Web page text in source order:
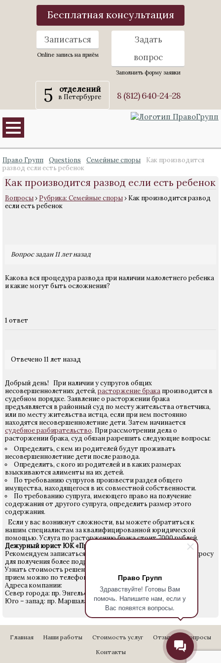
Право Групп
Здравствуйте! Готовы Вам
помочь. Напишите нам, если у
Вас появятся вопросы.
Бесплатная консультация
Записаться
Online запись на приём
Задать
вопрос
Заполнить форму заявки
5 отделений
в Петербурге 8 (812) 640-24-28
Право Групп Questions Семейные споры
Как производится
развод если есть ребенок
Как производится развод если есть ребенок
Вопросы› Рубрика: Семейные споры› Как производится развод
если есть ребенок
Вопрос задан 11 лет назад
Какова вся процедура развода при наличии малолетнего ребенка
и какие могут быть осложнения?
1 ответ
Отвечено 11 лет назад
Добрый день! При наличии у супругов общих
несовершеннолетних детей, расторжение брака производится в
судебном порядке. Заявление о расторжении брака
предъявляется в районный суд по месту жительства ответчика,
или по месту жительства истца, если при нем постоянно
находятся несовершеннолетние дети. Затем начинается
судебное разбирательство. При рассмотрении дела о
расторжении брака, суд обязан разрешить следующие вопросы:
Определить, с кем из родителей будут проживать
несовершеннолетние дети после развода.
Определить, с кого из родителей и в каких размерах
взыскиваются алименты на их детей.
По требованию супругов произвести раздел общего
имущества, находящегося в их совместной собственности.
По требованию супруга, имеющего право на получение
содержания от другого супруга, определить размер этого
содержания.
Если у вас возникнут сложности, вы можете обратиться к
нашим специалистам за квалифицированной юридической
помощью. Услуга по расторжению брака стоит 7000 рублей.
Дежурный юрист ЮК «Право Групп»
Рекомендуем записаться на прием к юристу по данному вопросу
для получения более подробной информации.
Узнать стоимость решения Вашего вопроса и записаться на
прием можно по телефону
640-24-28.
Адреса компании:
Север города: пр. Энгельса 27
Юго – запад: пр. Маршала Жукова д. 18
Главная Наши работы Стоимость услуг Отзывы
Вопросы
Контакты